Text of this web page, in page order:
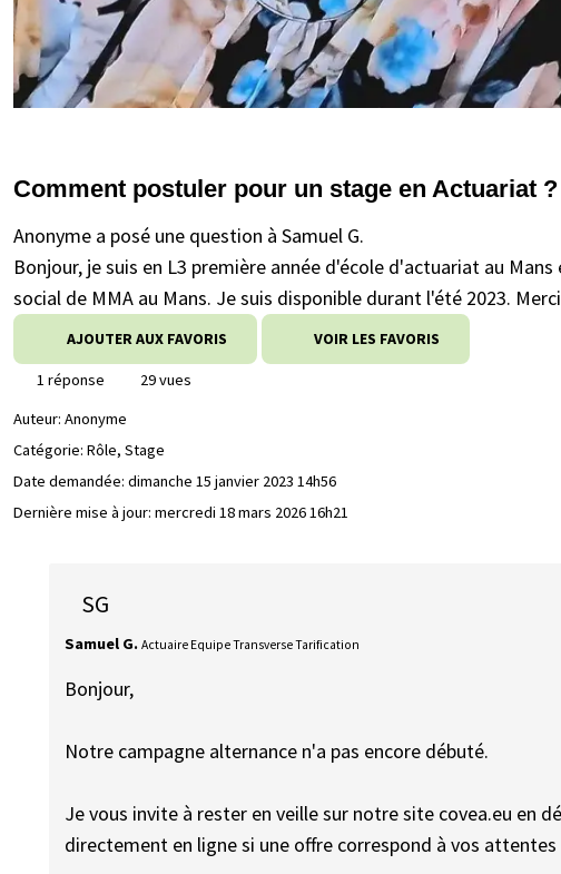
Comment postuler pour un stage en Actuariat ?
Anonyme a posé une question à Samuel G.
Bonjour, je suis en L3 première année d'école d'actuariat au
social de MMA au Mans. Je suis disponible durant l'été 2023.
AJOUTER AUX FAVORIS VOIR LES FAVORIS
1 réponse
29 vues
Auteur: Anonyme
Catégorie: Rôle, Stage
Date demandée: dimanche 15 janvier 2023 14h56
Dernière mise à jour: mercredi 18 mars 2026 16h21
SG
Samuel G. Actuaire Equipe Transverse Tarification
Bonjour,
Notre campagne alternance n'a pas encore débuté.
Je vous invite à rester en veille sur notre site covea.eu en
directement en ligne si une offre correspond à vos